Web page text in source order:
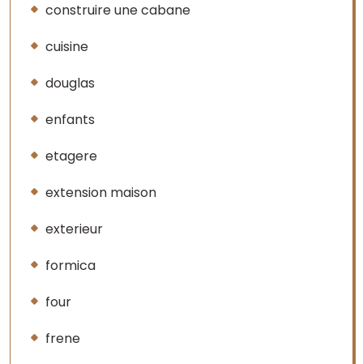
construire une cabane
cuisine
douglas
enfants
etagere
extension maison
exterieur
formica
four
frene